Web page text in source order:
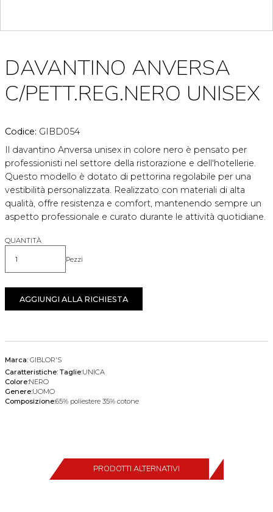
DAVANTINO ANVERSA
C/PETT.REG.NERO UNISEX
Codice: GIBD054
Il davantino Anversa unisex in colore nero è pensato per
professionisti nel settore della ristorazione e dell'hotellerie.
Questo modello è dotato di pettorina regolabile per una
vestibilità personalizzata. Realizzato con materiali di alta
qualità, offre resistenza e comfort, mantenendo sempre un
aspetto professionale e curato durante le attività quotidiane.
QUANTITÀ
Quantità Pezzi
AGGIUNGI ALLA RICHIESTA
Marca: GIBLOR'S
Caratteristiche: Taglie:UNICA
Colore:NERO
Genere:UOMO
Composizione:65% poliestere 35% cotone
PRODOTTI ALTERNATIVI